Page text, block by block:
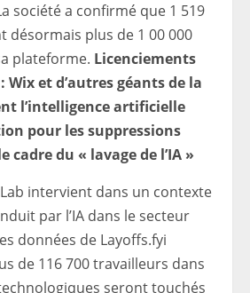
société a confirmé que 1 519
désormais plus de 1 00 000
plateforme. Licenciements
Wix et d’autres géants de la
l’intelligence artificielle
pour les suppressions
cadre du « lavage de l’IA »
intervient dans un contexte
par l’IA dans le secteur
données de Layoffs.fyi
de 116 700 travailleurs dans
seront touchés